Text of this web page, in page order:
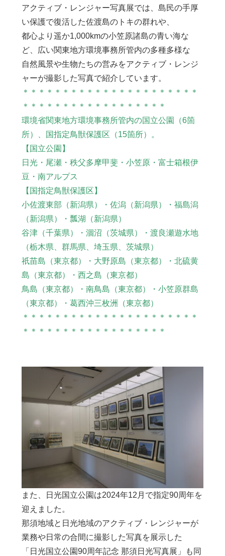
アクティブ・レンジャー写真展では、島民の手厚
い保護で復活した佐渡島のトキの群れや、
都心より遥か1,000kmの小笠原諸島の青い海な
ど、
広い関東地方環境事務所管内の多種多様な
自然風景や生物たちの営みをアクティブ・レンジ
ャーが撮影した写真で紹介しています。
＊＊＊＊＊＊＊＊＊＊＊＊＊＊＊＊＊＊＊＊＊＊
＊＊＊＊＊＊＊＊＊＊＊＊＊＊＊＊＊＊
環境省関東地方環境事務所管内の国立公園（6箇
所）
、国指定鳥獣保護区（15箇所）。
【国立公園】
日光・尾瀬・秩父多摩甲斐・小笠原・富士箱根伊
豆・南アルプス
【国指定鳥獣保護区】
小佐渡東部（新潟県）・佐潟（新潟県）・福島潟
（新潟県）・瓢湖（新潟県）
谷津（千葉県）・涸沼（茨城県）・渡良瀬遊水地
（栃木県、群馬県、埼玉県、茨城県）
祇苗島（東京都）・大野原島（東京都）・北硫黄
島（東京都）・西之島（東京都）
鳥島（東京都）・南鳥島（東京都）・小笠原群島
（東京都）・葛西沖三枚洲（東京都）
＊＊＊＊＊＊＊＊＊＊＊＊＊＊＊＊＊＊＊＊＊＊
＊＊＊＊＊＊＊＊＊＊＊＊＊＊＊＊＊＊
また、日光国立公園は2024年12月で指定90周年を
迎えました。
那須地域と日光地域のアクティブ・レンジャーが
業務や日常の合間に撮影した写真を展示した
「日光国立公園90周年記念 那須日光写真展」も同